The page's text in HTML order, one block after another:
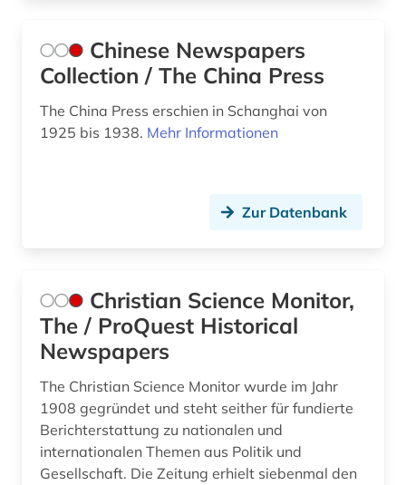
the new york times (2)
the washington post (2)
theater (1)
usa (9)
verletzung (1)
vernachlässigung (1)
verwaltungswissenschaft (1)
veterinärmedizin (1)
Chinese Newspapers
Collection / The China Press
The China Press erschien in Schanghai von
1925 bis 1938. Mehr Informationen
Zur Datenbank
Christian Science Monitor,
The / ProQuest Historical
Newspapers
The Christian Science Monitor wurde im Jahr
1908 gegründet und steht seither für fundierte
Berichterstattung zu nationalen und
internationalen Themen aus Politik und
Gesellschaft. Die Zeitung erhielt siebenmal den